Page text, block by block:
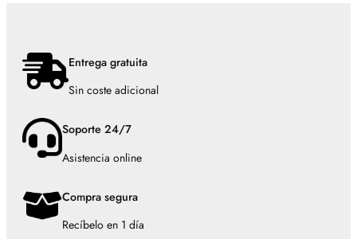
Entrega gratuita
Sin coste adicional
Soporte 24/7
Asistencia online
Compra segura
Recíbelo en 1 día